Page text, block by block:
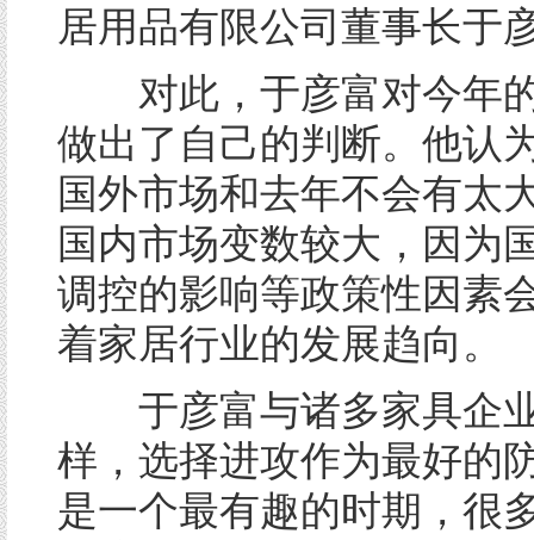
居用品有限公司董事长于
对此，于彦富对今年
做出了自己的判断。他认
国外市场和去年不会有太
国内市场变数较大，因为
调控的影响等政策性因素
着家居行业的发展趋向。
于彦富与诸多家具企
样，选择进攻作为最好的
是一个最有趣的时期，很